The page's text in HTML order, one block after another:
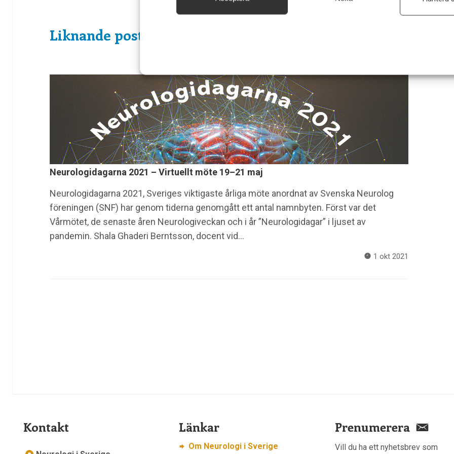
och innehåll, Spara och meddela dina integritetsval.
Liknande poster
Neurologidagarna 2021 – Virtuellt möte 19–21 maj
Neurologidagarna 2021, Sveriges viktigaste årliga möte anordnat av Svenska Neurolog
föreningen (SNF) har genom tiderna genomgått ett antal namnbyten. Först var det
Vårmötet, de senaste åren Neurologiveckan och i år ”Neurologidagar” i ljuset av
pandemin. Shala Ghaderi Berntsson, docent vid…
1 okt 2021
Kontakt Länkar
Om Neurologi i Sverige
Prenumerera
Vill du ha ett nyhetsbrev som